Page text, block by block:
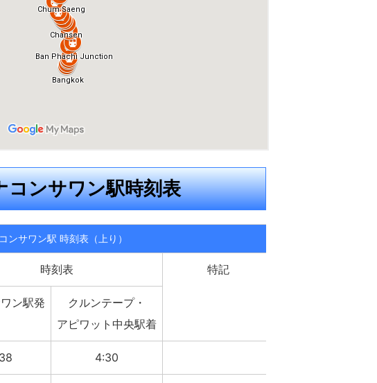
コンサワン駅時刻表
ンサワン駅 時刻表（上り）
時刻表 特記
ン駅発
クルンテープ・
アピワット中央駅着
4:30